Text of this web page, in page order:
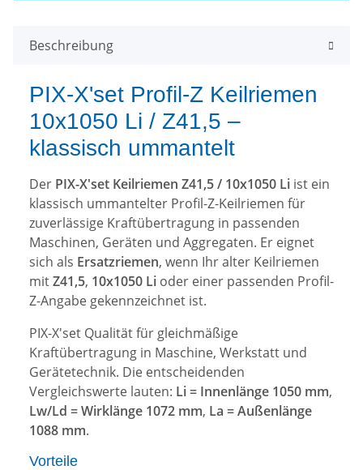
Beschreibung
PIX-X'set Profil-Z Keilriemen
10x1050 Li / Z41,5 –
klassisch ummantelt
Der PIX-X'set Keilriemen Z41,5 / 10x1050 Li ist ein
klassisch ummantelter Profil-Z-Keilriemen für
zuverlässige Kraftübertragung in passenden
Maschinen, Geräten und Aggregaten. Er eignet
sich als Ersatzriemen, wenn Ihr alter Keilriemen
mitZ41,5, 10x1050 Li oder einer passenden Profil-
Z-Angabe gekennzeichnet ist.
PIX-X'set Qualität für gleichmäßige
Kraftübertragung in Maschine, Werkstatt und
Gerätetechnik. Die entscheidenden
Vergleichswerte lauten: Li = Innenlänge 1050 mm,
Lw/Ld = Wirklänge 1072 mm, La = Außenlänge
1088 mm.
Vorteile